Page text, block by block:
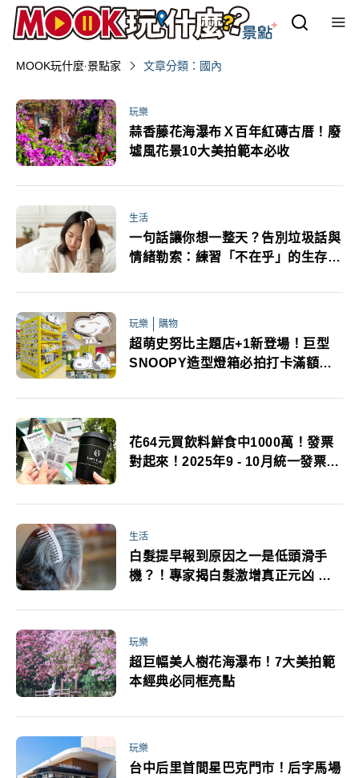
MOOK玩什麼‧景點家 文章分類：國內
玩樂
蒜香藤花海瀑布Ｘ百年紅磚古厝！廢
墟風花景10大美拍範本必收
生活
一句話讓你想一整天？告別垃圾話與
情緒勒索：練習「不在乎」的生存之
玩樂 購物
超萌史努比主題店+1新登場！巨型
SNOOPY造型燈箱必拍打卡滿額贈
花64元買飲料鮮食中1000萬！發票
對起來！2025年9 - 10月統一發票中
生活
白髮提早報到原因之一是低頭滑手
機？！專家揭白髮激增真正元凶 白
玩樂
超巨幅美人樹花海瀑布！7大美拍範
本經典必同框亮點
玩樂
台中后里首間星巴克門市！后字馬場